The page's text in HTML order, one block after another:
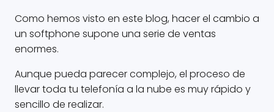
Como hemos visto en este blog, hacer el cambio a
un softphone supone una serie de ventas
enormes.
Aunque pueda parecer complejo, el proceso de
llevar toda tu telefonía a la nube es muy rápido y
sencillo de realizar.